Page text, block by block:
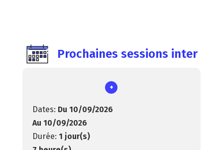
Prochaines sessions inter
+
Du 10/09/2026
Au 10/09/2026
1 jour(s)